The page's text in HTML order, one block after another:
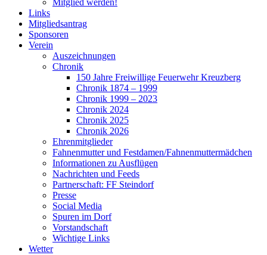
Mitglied werden!
Links
Mitgliedsantrag
Sponsoren
Verein
Auszeichnungen
Chronik
150 Jahre Freiwillige Feuerwehr Kreuzberg
Chronik 1874 – 1999
Chronik 1999 – 2023
Chronik 2024
Chronik 2025
Chronik 2026
Ehrenmitglieder
Fahnenmutter und Festdamen/Fahnenmuttermädchen
Informationen zu Ausflügen
Nachrichten und Feeds
Partnerschaft: FF Steindorf
Presse
Social Media
Spuren im Dorf
Vorstandschaft
Wichtige Links
Wetter